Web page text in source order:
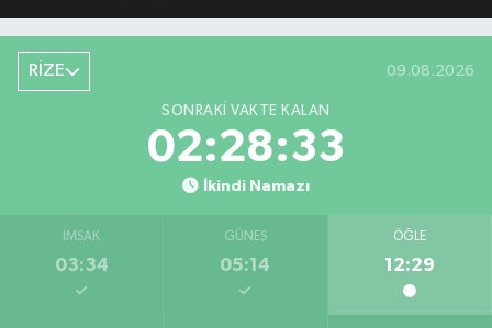
RİZE 09.08.2026
SONRAKI VAKTE KALAN
02:28:32
İkindi Namazı
İMSAK
03:34
GÜNEŞ
05:14
ÖĞLE
12:29